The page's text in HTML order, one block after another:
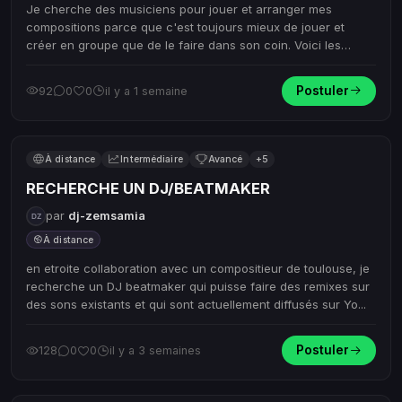
Je cherche des musiciens pour jouer et arranger mes
compositions parce que c'est toujours mieux de jouer et
créer en groupe que de le faire dans son coin. Voici les
92 0 0 il y a 1 semaine Postuler
À distance Intermédiaire Avancé +5
RECHERCHE UN DJ/BEATMAKER
par dj-zemsamia
À distance
en etroite collaboration avec un compositieur de toulouse, je
recherche un DJ beatmaker qui puisse faire des remixes sur
des sons existants et qui sont actuellement diffusés sur Yo...
128 0 0 il y a 3 semaines Postuler